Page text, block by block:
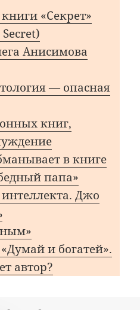
«Секрет»
Анисимова
— опасная
книг,
в книге
папа»
Джо
и богатей».
автор?